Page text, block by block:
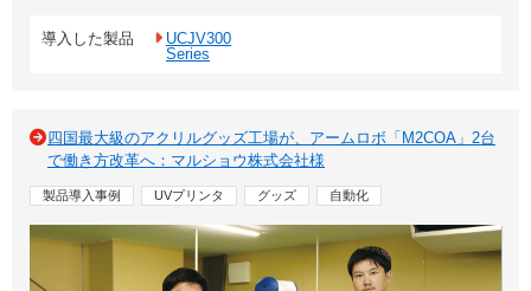
導入した製品
UCJV300
Series
四国最大級のアクリルグッズ工場が、アームロボ「M2COA」2台
で働き方改革へ：マルショウ株式会社様
製品導入事例 UVプリンタ グッズ 自動化